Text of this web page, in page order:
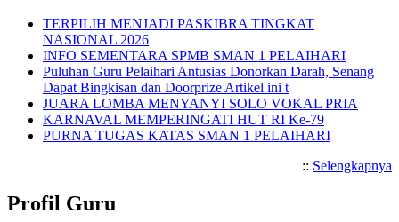
TERPILIH MENJADI PASKIBRA TINGKAT
NASIONAL 2026
INFO SEMENTARA SPMB SMAN 1 PELAIHARI
Puluhan Guru Pelaihari Antusias Donorkan Darah, Senang
Dapat Bingkisan dan Doorprize Artikel ini t
JUARA LOMBA MENYANYI SOLO VOKAL PRIA
KARNAVAL MEMPERINGATI HUT RI Ke-79
PURNA TUGAS KATAS SMAN 1 PELAIHARI
:: Selengkapnya
Profil Guru